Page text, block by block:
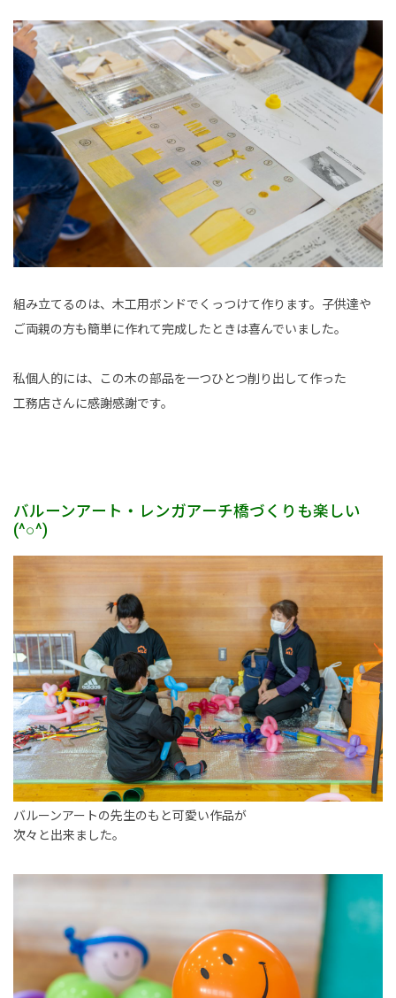
組み立てるのは、木工用ボンドでくっつけて作ります。子供達や
ご両親の方も簡単に作れて完成したときは喜んでいました。
私個人的には、この木の部品を一つひとつ削り出して作った
工務店さんに感謝感謝です。
バルーンアート・レンガアーチ橋づくりも楽しい
(^○^)
バルーンアートの先生のもと可愛い作品が
次々と出来ました。